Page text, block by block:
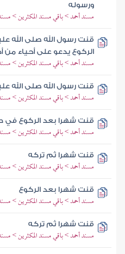
ورسوله
مسند أحمد > باقي مسند المكثرين >
قنت رسول الله صلى الله
الركوع يدعو على أحياء من
مسند أحمد > باقي مسند المكثرين >
قنت رسول الله صلى الله
مسند أحمد > باقي مسند المكثرين >
قنت شهرا بعد الركوع في
مسند أحمد > باقي مسند المكثرين >
قنت شهرا ثم تركه
مسند أحمد > باقي مسند المكثرين >
قنت شهرا بعد الركوع
مسند أحمد > باقي مسند المكثرين >
قنت شهرا ثم تركه
مسند أحمد > باقي مسند المكثرين >